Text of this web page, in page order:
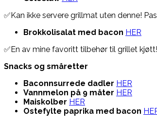
✅Kan ikke servere grillmat uten denne!
Brokkolisalat med bacon HER
✅En av mine favoritt tilbehør til grillet
Snacks og småretter
Baconnsurrede dadler HER
Vannmelon på 9 måter HER
Maiskolber HER
Ostefylte paprika med bacon